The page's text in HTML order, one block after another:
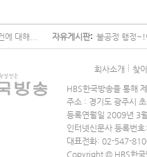
에 대해... 자유게시판 불공정 행정
회사소개 찾
HBS한국방송을 통해
주소 : 경기도 광주시
등록연월일 2009년
인터넷신문사 등록번
대표전화: 02-547-
Copyright © HBS한